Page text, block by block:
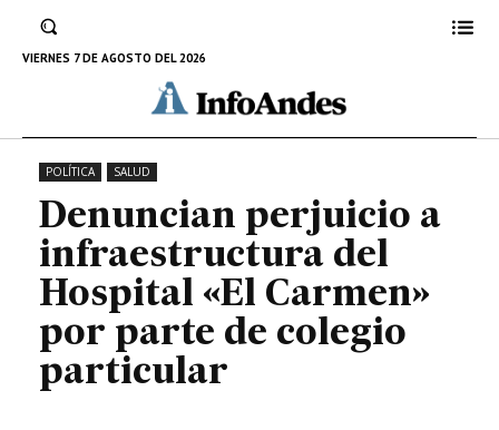
VIERNES 7 DE AGOSTO DEL 2026
Carmen» por parte de colegio
particular
31 DE MAYO DE 2023
POLÍTICA SALUD
Denuncian perjuicio a
infraestructura del
Hospital «El Carmen»
por parte de colegio
particular